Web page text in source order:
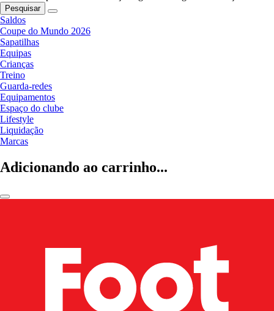
Pesquisar
Saldos
Coupe do Mundo 2026
Sapatilhas
Equipas
Crianças
Treino
Guarda-redes
Equipamentos
Espaço do clube
Lifestyle
Liquidação
Marcas
Adicionando ao carrinho...